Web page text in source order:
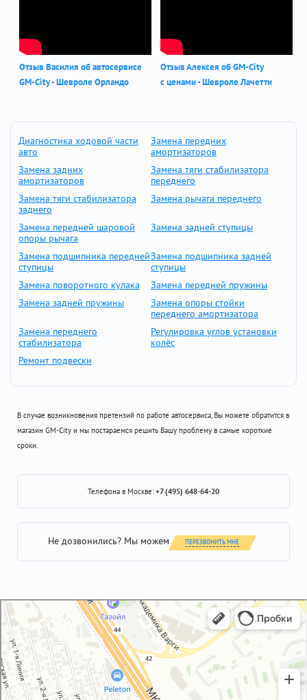
Отзыв Василия об автосервисе
GM-City - Шевроле Орландо
Отзыв Алексея об GM-City
с ценами - Шевроле Лачетти
Диагностика ходовой части
авто
Замена передних
амортизаторов
Замена задних
амортизаторов
Замена тяги стабилизатора
переднего
Замена тяги стабилизатора
заднего
Замена рычага переднего
Замена передней шаровой
опоры рычага
Замена задней ступицы
Замена подшипника передней
ступицы
Замена подшипника задней
ступицы
Замена поворотного кулака
Замена передней пружины
Замена задней пружины
Замена опоры стойки
переднего амортизатора
Замена переднего
стабилизатора
Регулировка углов установки
колёс
Ремонт подвески
В случае возникновения претензий по работе автосервиса, Вы можете обратится в
магазин GM-City и мы постараемся решить Вашу проблему в самые короткие
сроки.
Телефона в Москве:+7 (495) 648-64-20
Не дозвонились? Мы можем ПЕРЕЗВОНИТЬ МНЕ
GM-City&VAG-Repair
Автосервис, автотехцентр в Москве
Магазин автозапчастей и автотоваров в Москве